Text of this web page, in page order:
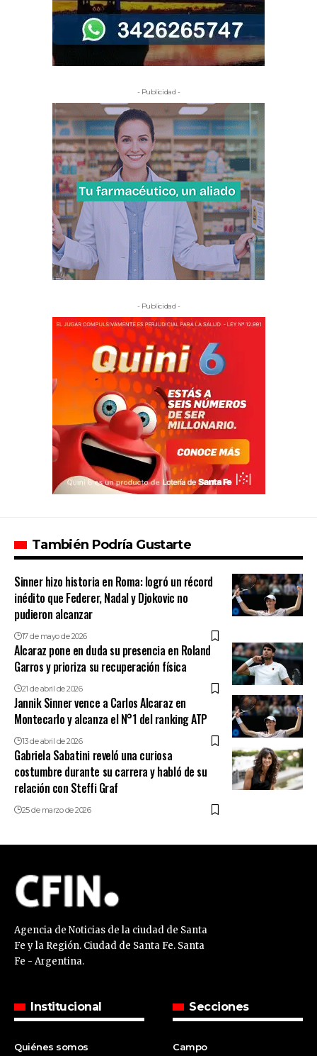
- Publicidad -
- Publicidad -
También Podría Gustarte
Sinner hizo historia en Roma: logró un récord
inédito que Federer, Nadal y Djokovic no
pudieron alcanzar
17 de mayo de 2026
Alcaraz pone en duda su presencia en Roland
Garros y prioriza su recuperación física
21 de abril de 2026
Jannik Sinner vence a Carlos Alcaraz en
Montecarlo y alcanza el N°1 del ranking ATP
13 de abril de 2026
Gabriela Sabatini reveló una curiosa
costumbre durante su carrera y habló de su
relación con Steffi Graf
25 de marzo de 2026
Agencia de Noticias de la ciudad de Santa
Fe y la Región. Ciudad de Santa Fe. Santa
Fe - Argentina.
Institucional
Quiénes somos
Secciones
Campo